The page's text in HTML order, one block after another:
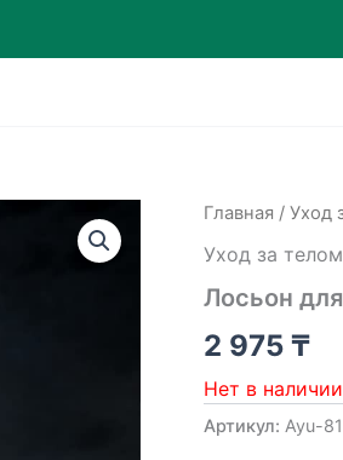
Главная / Уход
Уход за телом
Лосьон
2 975 ₸
Нет в наличии
Артикул: Ayu-